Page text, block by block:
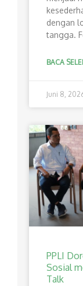
dengan
tangga.
BACA
Juni 8,
PPLI
Sosial
Talk